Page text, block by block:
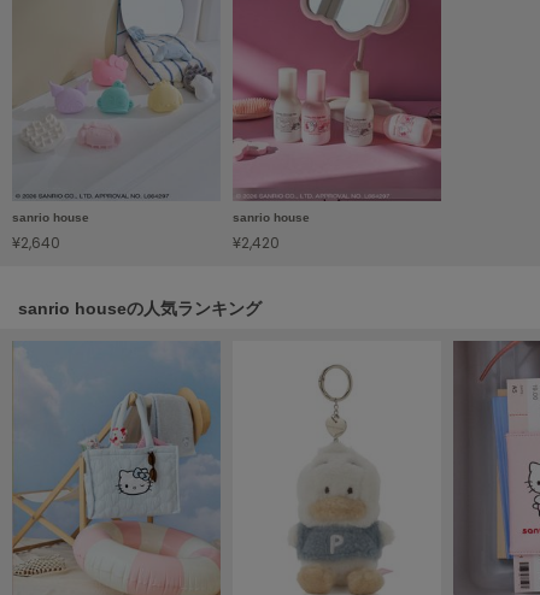
made of Organics
メイドオブオーガニクス
MICHU COQUETTE
ミチュ コケット
miies miim
ミーエスミーム
Mila Owen
ミュシャ
NEW Balance
ニューバランス
sanrio house
¥2,640
sanrio house
¥2,420
sanrio houseの人気ランキング